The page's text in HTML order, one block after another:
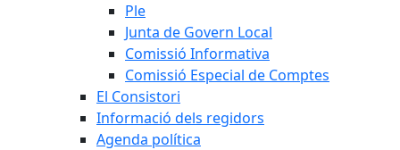
Ple
Junta de Govern Local
Comissió Informativa
Comissió Especial de Comptes
El Consistori
Informació dels regidors
Agenda política